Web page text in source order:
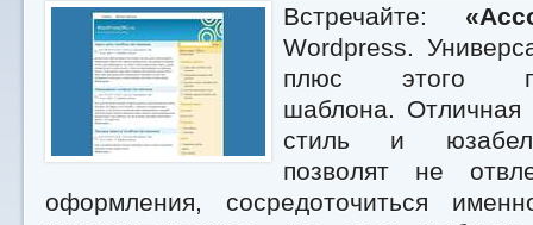
Встречайте:
Wordpress.
плюс этого
шаблона. Отличная
стиль и
позволят не
оформления, сосредоточиться